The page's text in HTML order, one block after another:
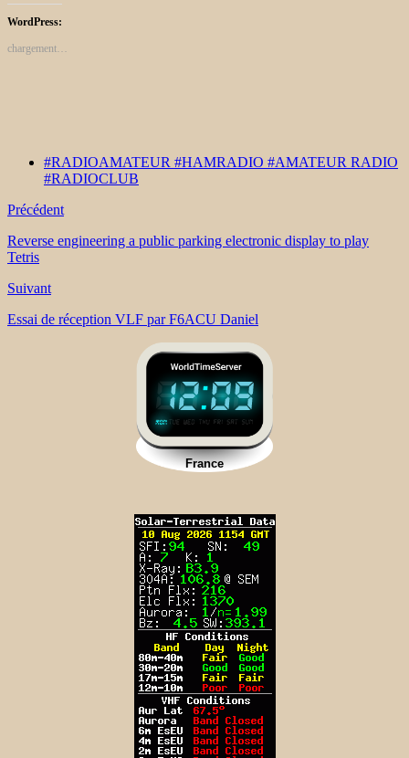
WordPress:
chargement…
#RADIOAMATEUR #HAMRADIO #AMATEUR RADIO
#RADIOCLUB
Précédent
Reverse engineering a public parking electronic display to play
Tetris
Suivant
Essai de réception VLF par F6ACU Daniel